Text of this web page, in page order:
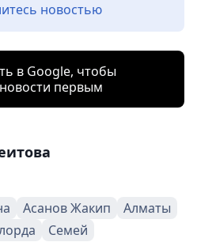
новостью
в Google, чтобы
первым
Асанов Жакип
Алматы
Семей